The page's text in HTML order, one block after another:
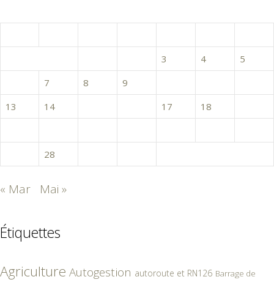
3 4
5
7 8 9
13
14 17 18
28
« Mar Mai »
Étiquettes
Agriculture Autogestion autoroute et RN126 Barrage de